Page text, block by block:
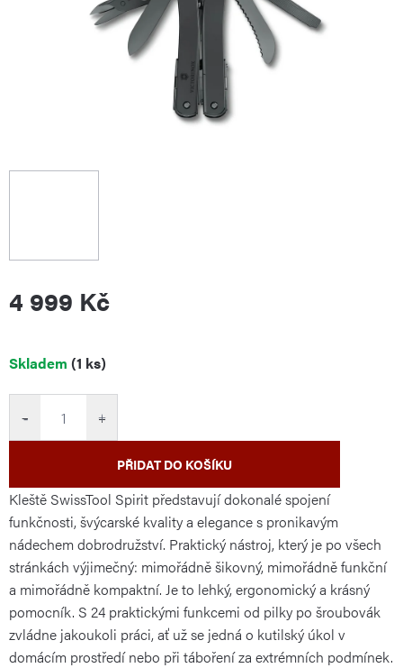
4 999 Kč
Měrná
Skladem (1 ks)
+
−
PŘIDAT DO KOŠÍKU
Kleště SwissTool Spirit představují dokonalé spojení
funkčnosti, švýcarské kvality a elegance s pronikavým
nádechem dobrodružství. Praktický nástroj, který je po všech
stránkách výjimečný: mimořádně šikovný, mimořádně funkční
a mimořádně kompaktní. Je to lehký, ergonomický a krásný
pomocník. S 24 praktickými funkcemi od pilky po šroubovák
zvládne jakoukoli práci, ať už se jedná o kutilský úkol v
domácím prostředí nebo při táboření za extrémních podmínek.